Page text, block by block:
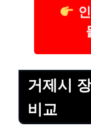
거제시
비교